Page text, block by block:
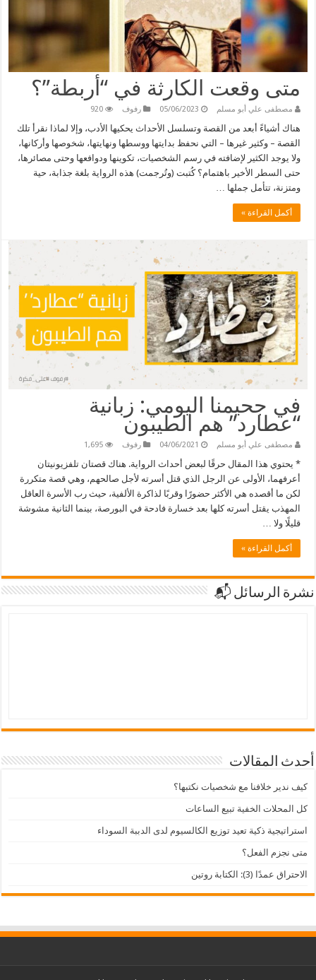
متى وقعت الكارثة في “أربطة”؟
مصطفى علي أبو مسلم 05/06/2023 رفوف 920
هناك أشياءً أبعد من القصة وتسلسل الأحداث يحكيها الأدب، وإلا لماذا نقرأ تلك
القصة – وكثير غيرها – التي نحفظ بدايتها ووسطها ونهايتها، شخوصها وأركانها،
ولا يوجد الكثير لإضافته في رسم الشخصيات، تكوينها ودوافعها وحتى مصائرها،
حتى السطر الأخير باهتمام؟ كُتبت (وتُرجمت) هذه الرواية بلغة جذابة، حية
ومتزنة، تتأمل جملها …
أكمل القراءة »
في جحيمنا اليومي: زبانية
“عطارد” هم الطيبون
مصطفى علي أبو مسلم 04/06/2021 رفوف 1,695
* يحتوي هذا المقال حرقًا لبعض أحداث الرواية. هناك قصتان تلفزيونيتان
أعرفهما، الأولى عن الرجل الذي قتل أسرته لأجل صالحهم، وهي قصة متكررة
لكن ما أقصده هي الأكثر حضورًا وقربًا لذاكرة الألفية، حيث رب الأسرة العاقل
المهذب يقتل أسرته كلها بعد خسارة فادحة في البورصة، بينما الثانية مشوشة
قليلًا ولا …
أكمل القراءة »
نشرة الرسائل 📬
أحدث المقالات
كيف ندير خلافنا مع شخصيات نكتبها؟
كل المحلات الخفية تبيع الساعات
استراتيجية ذكية تعيد توزيع الكالسيوم لدى الدببة السوداء
متى نجزم الفعل؟
الاحتراق عمدًا (3): الكتابة روتين